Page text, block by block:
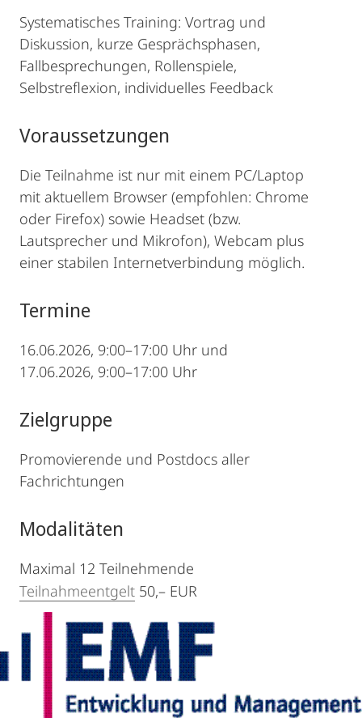
Systematisches Training: Vortrag und
Diskussion, kurze Gesprächsphasen,
Fallbesprechungen, Rollenspiele,
Selbstreflexion, individuelles Feedback
Voraussetzungen
Die Teilnahme ist nur mit einem PC/Laptop
mit aktuellem Browser (empfohlen: Chrome
oder Firefox) sowie Headset (bzw.
Lautsprecher und Mikrofon), Webcam plus
einer stabilen Internetverbindung möglich.
Termine
16.06.2026, 9:00–17:00 Uhr und
17.06.2026, 9:00–17:00 Uhr
Zielgruppe
Promovierende und Postdocs aller
Fachrichtungen
Modalitäten
Maximal 12 Teilnehmende
Teilnahmeentgelt 50,– EUR